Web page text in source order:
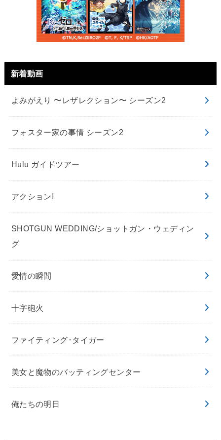
新着動画
よみがえり 〜レザレクション〜 シーズン2
フォスター家の事情 シーズン2
Hulu ガイドツアー
アクション!
SHOTGUN WEDDING/ショットガン・ウェディン
グ
愛情の瞬間
十字砲火
ファイティング･タイガー
美女と魔物のバッティングセンター
俺たちの明日